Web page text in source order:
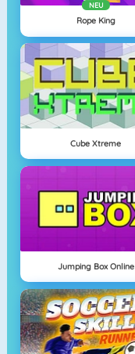
NEU
Rope King
Cube Xtreme
Jumping Box Online